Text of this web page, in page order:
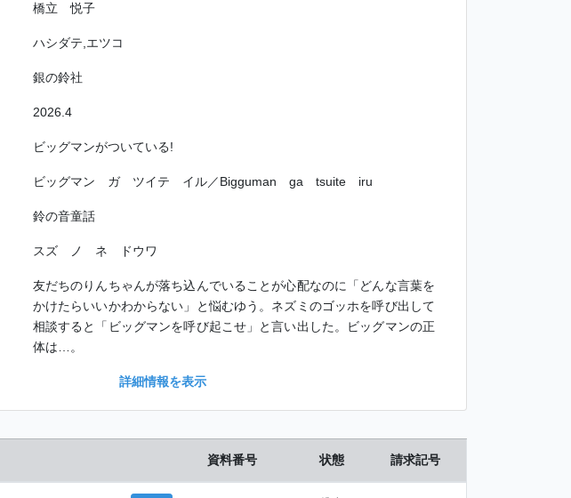
橋立 悦子
ハシダテ,エツコ
銀の鈴社
2026.4
ビッグマンがついている!
ビッグマン ガ ツイテ イル／Bigguman ga tsuite iru
鈴の音童話
スズ ノ ネ ドウワ
友だちのりんちゃんが落ち込んでいることが心配なのに「どんな言葉を
かけたらいいかわからない」と悩むゆう。ネズミのゴッホを呼び出して
相談すると「ビッグマンを呼び起こせ」と言い出した。ビッグマンの正
体は…。
詳細情報を表示
資料番号 状態 請求記号